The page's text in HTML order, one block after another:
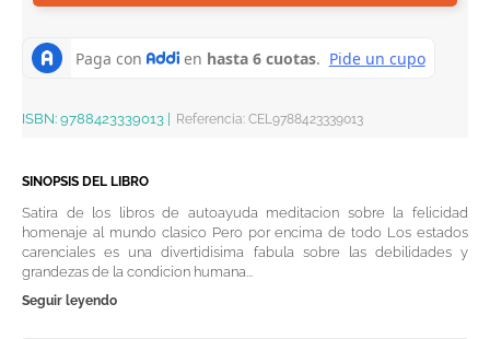
ISBN: 9788423339013 Referencia: CEL9788423339013
SINOPSIS DEL LIBRO
Satira de los libros de autoayuda meditacion sobre la felicidad
homenaje al mundo clasico Pero por encima de todo Los estados
carenciales es una divertidisima fabula sobre las debilidades y
grandezas de la condicion humana...
Seguir leyendo